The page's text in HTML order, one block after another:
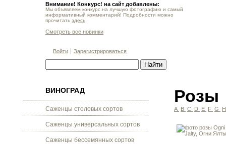
Внимание! Конкурс! на сайт добавлены:
Мы объявляем конкурс на лучшую фотографию и самый
информативный комментарий! Подробности можно
прочитать здесь
Смотреть все новинки
Войти Зарегистрироваться
ВИНОГРАД
Саженцы столовых сортов
Саженцы универсальных сортов
Саженцы бессемянных сортов
Розы
A B C D E F G